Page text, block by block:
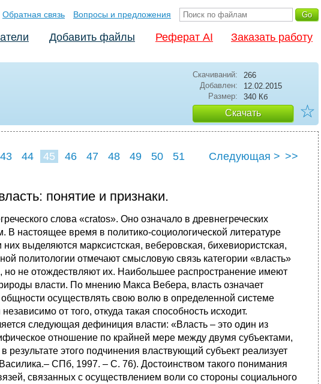
Обратная связь Вопросы и предложения
Добавить файлы Реферат AI Заказать работу
Скачиваний:
266
Добавлен:
12.02.2015
Размер:
340 Кб
Скачать ☆
43 44 45 46 47 48 49 50 51 Следующая > >>
понятие и признаки.
слова «cratos». Оно означало в древнегреческих
настоящее время в политико-социологической литературе
выделяются марксистская, веберовская, бихевиористская,
политологии отмечают смысловую связь категории «власть»
но не отождествляют их. Наибольшее распространение имеют
власти. По мнению Макса Вебера, власть означает
осуществлять свою волю в определенной системе
от того, откуда такая способность исходит.
следующая дефиниция власти: «Власть – это один из
отношение по крайней мере между двумя субъектами,
этого подчинения властвующий субъект реализует
СПб, 1997. – С. 76). Достоинством такого понимания
связанных с осуществлением воли со стороны социального